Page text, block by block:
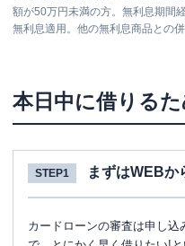
額が50万円未満の方。無利息期間
無利息適用。他の無利息商品との併
本日中に借りる
STEP1 まずはWEBか
カードローンの審査は申し込